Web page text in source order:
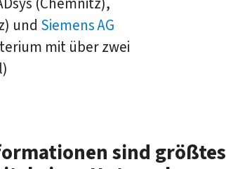
und Siemens AG
mit über zwei
sind größtes